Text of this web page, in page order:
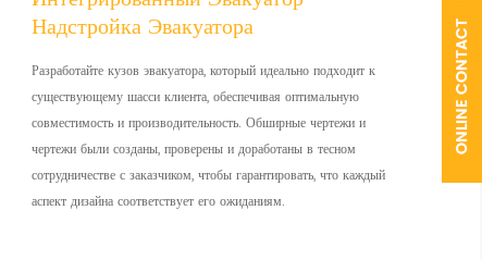
Надстройка Эвакуатора
Разработайте кузов эвакуатора, который идеально подходит к
существующему шасси клиента, обеспечивая оптимальную
совместимость и производительность. Обширные чертежи и
чертежи были созданы, проверены и доработаны в тесном
сотрудничестве с заказчиком, чтобы гарантировать, что каждый
аспект дизайна соответствует его ожиданиям.